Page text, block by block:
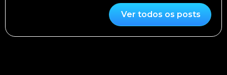
Ver todos os posts